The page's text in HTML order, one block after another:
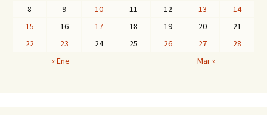
8
9 10 11 12 13
14
15
16 17 18 19 20
21
22
23 24 25 26 27
28
« Ene
Mar »